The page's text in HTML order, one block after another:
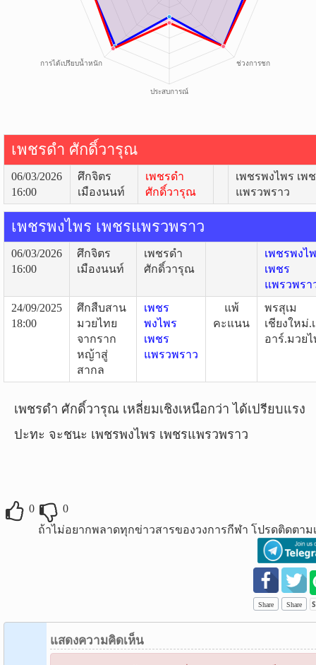
เพชรดำ ศักดิ์วารุณ
06/03/2026
16:00
ศึกจิตร
เมืองนนท์
เพชรดำ
ศักดิ์วารุณ
เพชรพงไพร เพ
แพรวพราว
เพชรพงไพร เพชรแพรวพราว
06/03/2026
16:00
ศึกจิตร
เมืองนนท์
เพชรดำ
ศักดิ์วารุณ
เพชรพงไ
เพชร
แพรวพรา
24/09/2025
18:00
ศึกสืบสาน
มวยไทย
จากราก
หญ้าสู่
สากล
เพชร
พงไพร
เพชร
แพรวพราว
แพ้
คะแนน
พรสุเม
เชียงใหม่.
อาร์.มวย
เพชรดำ ศักดิ์วารุณ เหลี่ยมเชิงเหนือกว่า ได้เปรียบแรง
ปะทะ จะชนะ เพชรพงไพร เพชรแพรวพราว
0
0
ถ้าไม่อยากพลาดทุกข่าวสารของวงการกีฬา โปรดติดตาม
Share Share
แสดงความคิดเห็น